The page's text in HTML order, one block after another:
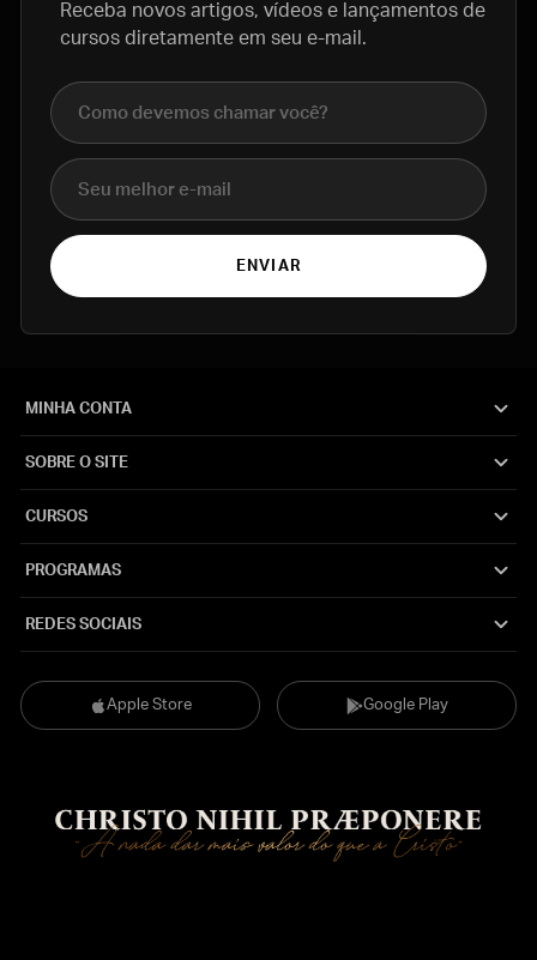
Receba novos artigos, vídeos e lançamentos de
cursos diretamente em seu e-mail.
Nome completo
E-mail
ENVIAR
Apple Store Google Play
MINHA CONTA
SOBRE O SITE
CURSOS
PROGRAMAS
REDES SOCIAIS